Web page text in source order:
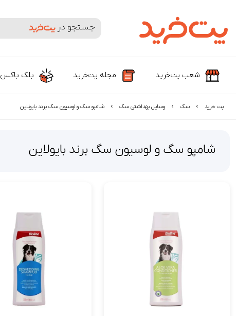
جستجوی محصولات و برندها
شعب پت‌خرید مجله پت‌خرید بلک باکس
پت خرید سگ وسایل بهداشتی سگ شامپو سگ و لوسیون سگ برند بایولاین
شامپو سگ و لوسیون سگ برند بایولاین